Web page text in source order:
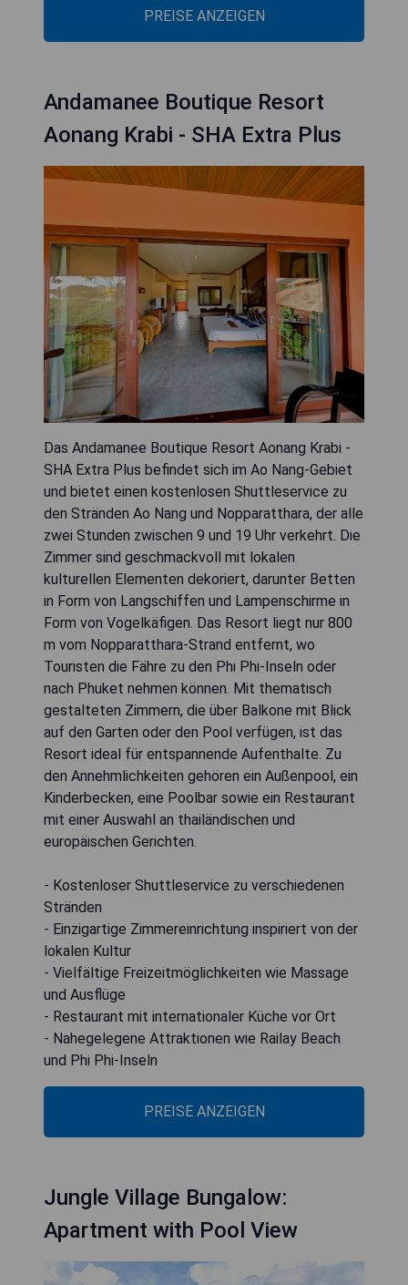
PREISE ANZEIGEN
Andamanee Boutique Resort
Aonang Krabi - SHA Extra Plus
Das Andamanee Boutique Resort Aonang Krabi -
SHA Extra Plus befindet sich im Ao Nang-Gebiet
und bietet einen kostenlosen Shuttleservice zu
den Stränden Ao Nang und Nopparatthara, der alle
zwei Stunden zwischen 9 und 19 Uhr verkehrt. Die
Zimmer sind geschmackvoll mit lokalen
kulturellen Elementen dekoriert, darunter Betten
in Form von Langschiffen und Lampenschirme in
Form von Vogelkäfigen. Das Resort liegt nur 800
m vom Nopparatthara-Strand entfernt, wo
Touristen die Fähre zu den Phi Phi-Inseln oder
nach Phuket nehmen können. Mit thematisch
gestalteten Zimmern, die über Balkone mit Blick
auf den Garten oder den Pool verfügen, ist das
Resort ideal für entspannende Aufenthalte. Zu
den Annehmlichkeiten gehören ein Außenpool, ein
Kinderbecken, eine Poolbar sowie ein Restaurant
mit einer Auswahl an thailändischen und
europäischen Gerichten.
- Kostenloser Shuttleservice zu verschiedenen
Stränden
- Einzigartige Zimmereinrichtung inspiriert von der
lokalen Kultur
- Vielfältige Freizeitmöglichkeiten wie Massage
und Ausflüge
- Restaurant mit internationaler Küche vor Ort
- Nahegelegene Attraktionen wie Railay Beach
und Phi Phi-Inseln
PREISE ANZEIGEN
Jungle Village Bungalow:
Apartment with Pool View